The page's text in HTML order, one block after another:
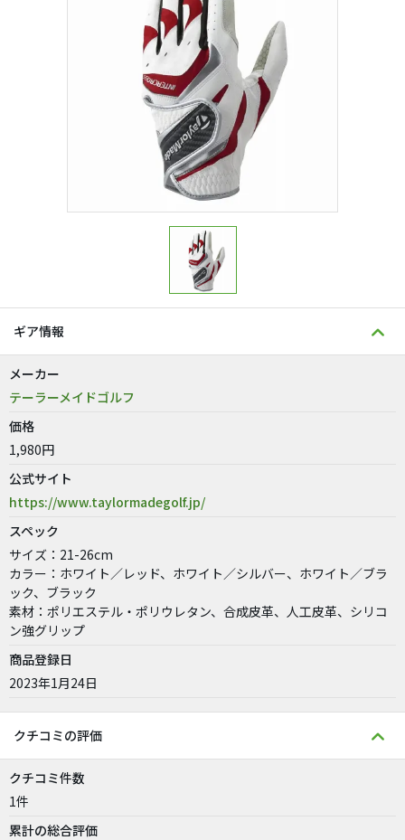
ギア情報
メーカー
テーラーメイドゴルフ
価格
1,980円
公式サイト
https://www.taylormadegolf.jp/
スペック
サイズ：21-26cm
カラー：ホワイト／レッド、ホワイト／シルバー、ホワイト／ブラ
ック、ブラック
素材：ポリエステル・ポリウレタン、合成皮革、人工皮革、シリコ
ン強グリップ
商品登録日
2023年1月24日
クチコミの評価
クチコミ件数
1件
累計の総合評価